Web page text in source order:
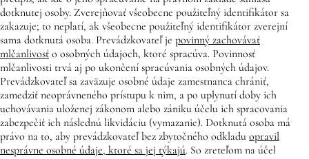
dotknutej osoby. Zverejňovať všeobecne použiteľný identifikátor sa
zakazuje; to neplatí, ak všeobecne použiteľný identifikátor zverejní
sama dotknutá osoba. Prevádzkovateľ je povinný zachovávať
mlčanlivosť o osobných údajoch, ktoré spracúva. Povinnosť
mlčanlivosti trvá aj po ukončení spracúvania osobných údajov.
Prevádzkovateľ sa zaväzuje osobné údaje zamestnanca chrániť,
zamedziť neoprávneného prístupu k nim, a po uplynutí doby ich
uchovávania uloženej zákonom alebo zániku účelu ich spracovania
zabezpečiť ich následnú likvidáciu (vymazanie). Dotknutá osoba má
právo na to, aby prevádzkovateľ bez zbytočného odkladu opravil
nesprávne osobné údaje, ktoré sa jej týkajú. So zreteľom na účel